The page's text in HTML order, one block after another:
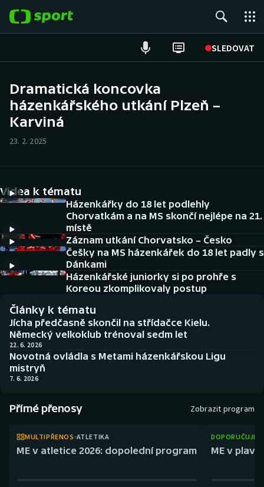
SLEDOVAT
ME v plavání
Tenis
DALŠÍ SPORTY
Americký fotbal
Atletika
Basketbal
Biatlon
Box
Curling
NEPŘEHLÉDNĚTE
Soutěže
Aplikace ČT sport
AZ kvíz
Dramatická koncovka
házenkářského utkání Plzeň –
Karviná
23. 2. 2025
Videa k tématu
Házenkářky do 18 let podlehly
Chorvatkám a na MS skončí nejlépe na 21.
místě
Záznam utkání Chorvatsko – Česko
Češky na MS házenkářek do 18 let padly s
Dánkami
Házenkářské juniorky si po prohře s
Koreou zkomplikovaly postup
Články k tématu
Jícha předčasně skončil na střídačce Kielu.
Německý velkoklub trénoval sedm let
22. 6. 2026
Novotná ovládla s Metami házenkářskou Ligu
mistryň
7. 6. 2026
Přímé přenosy Zobrazit program
MULTIPŘENOS ATLETIKA
ME v atletice 2026: dopolední program ME v